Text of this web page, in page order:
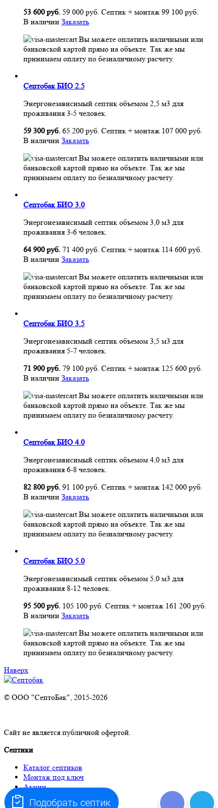
53 600 руб. 59 000 руб. Септик + монтаж 99 100 руб.
В наличии Заказать
Вы можете оплатить наличными или
банковской картой прямо на объекте. Так же мы
принимаем оплату по безналичному расчету.
Септобак БИО 2.5
Энергонезависимый септик объемом 2,5 м3 для
проживания 3-5 человек.
59 300 руб. 65 200 руб. Септик + монтаж 107 000 руб.
В наличии Заказать
Вы можете оплатить наличными или
банковской картой прямо на объекте. Так же мы
принимаем оплату по безналичному расчету.
Септобак БИО 3.0
Энергонезависимый септик объемом 3,0 м3 для
проживания 3-6 человек.
64 900 руб. 71 400 руб. Септик + монтаж 114 600 руб.
В наличии Заказать
Вы можете оплатить наличными или
банковской картой прямо на объекте. Так же мы
принимаем оплату по безналичному расчету.
Септобак БИО 3.5
Энергонезависимый септик объемом 3,5 м3 для
проживания 5-7 человек.
71 900 руб. 79 100 руб. Септик + монтаж 125 600 руб.
В наличии Заказать
Вы можете оплатить наличными или
банковской картой прямо на объекте. Так же мы
принимаем оплату по безналичному расчету.
Септобак БИО 4.0
Энергонезависимый септик объемом 4,0 м3 для
проживания 6-8 человек.
82 800 руб. 91 100 руб. Септик + монтаж 142 000 руб.
В наличии Заказать
Вы можете оплатить наличными или
банковской картой прямо на объекте. Так же мы
принимаем оплату по безналичному расчету.
Септобак БИО 5.0
Энергонезависимый септик объемом 5,0 м3 для
проживания 8-12 человек.
95 500 руб. 105 100 руб. Септик + монтаж 161 200 руб.
В наличии Заказать
Вы можете оплатить наличными или
банковской картой прямо на объекте. Так же мы
принимаем оплату по безналичному расчету.
Наверх
© ООО "СептоБак", 2015-2026
Сайт не является публичной офертой.
Септики
Каталог септиков
Монтаж под ключ
Акции
Оплата и доставка
Подобрать септик